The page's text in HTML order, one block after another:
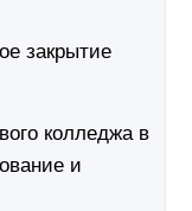
закрытие
колледжа в
и